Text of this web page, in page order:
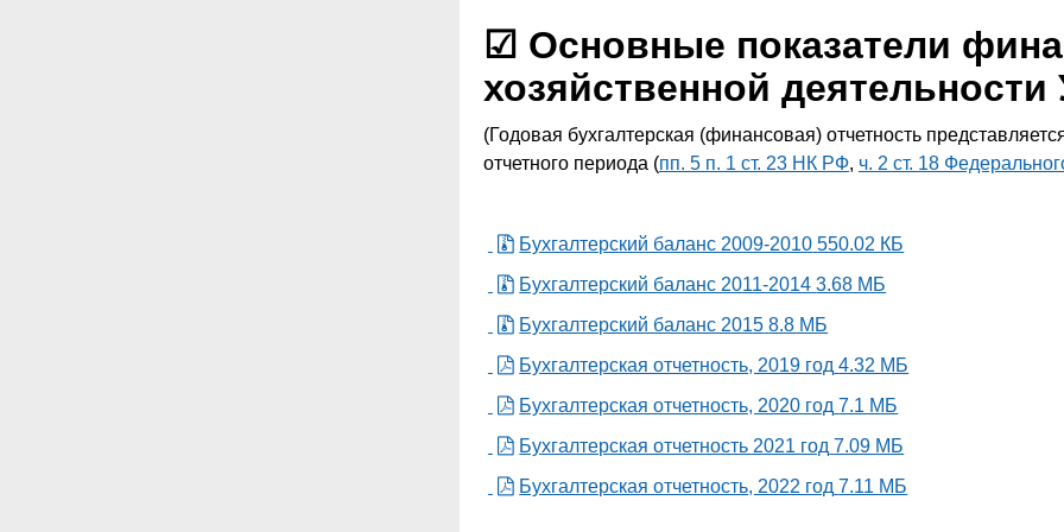
☑ Основные показатели
хозяйственной деятельности
(Годовая бухгалтерская (финансовая) отчетность
отчетного периода (пп. 5 п. 1 ст. 23 НК РФ, ч. 2 ст. 18
Бухгалтерский баланс 2009-2010 550.02 КБ
Бухгалтерский баланс 2011-2014 3.68 МБ
Бухгалтерский баланс 2015 8.8 МБ
Бухгалтерская отчетность, 2019 год 4.32 МБ
Бухгалтерская отчетность, 2020 год 7.1 МБ
Бухгалтерская отчетность 2021 год 7.09 МБ
Бухгалтерская отчетность, 2022 год 7.11 МБ